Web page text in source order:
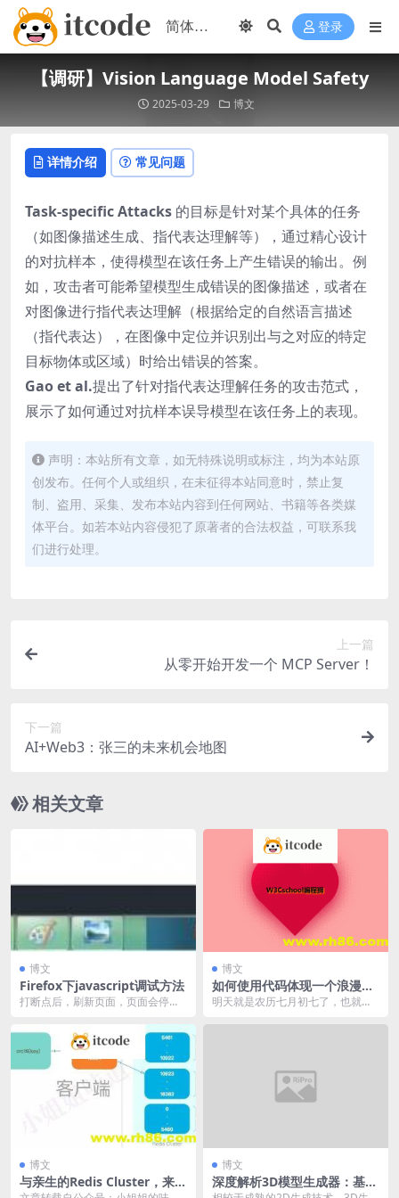
登录
【调研】Vision Language Model Safety
2025-03-29 博文
详情介绍 常见问题
Task-specific Attacks 的目标是针对某个具体的任务
（如图像描述生成、指代表达理解等），通过精心设计
的对抗样本，使得模型在该任务上产生错误的输出。例
如，攻击者可能希望模型生成错误的图像描述，或者在
对图像进行指代表达理解（根据给定的自然语言描述
（指代表达），在图像中定位并识别出与之对应的特定
目标物体或区域）时给出错误的答案。
Gao et al.提出了针对指代表达理解任务的攻击范式，
展示了如何通过对抗样本误导模型在该任务上的表现。
声明：本站所有文章，如无特殊说明或标注，均为本站原
创发布。任何个人或组织，在未征得本站同意时，禁止复
制、盗用、采集、发布本站内容到任何网站、书籍等各类媒
体平台。如若本站内容侵犯了原著者的合法权益，可联系我
们进行处理。
上一篇
从零开始开发一个 MCP Server！
下一篇
AI+Web3：张三的未来机会地图
相关文章
博文
Firefox下javascript调试方法
打断点后，刷新页面，页面会停留
继续，会看到后...
博文
如何使用代码体现一个浪漫七
夕
明天就是农历七月初七了，也就是
博文
与亲生的Redis Cluster，来一
博文
深度解析3D模型生成器：基于